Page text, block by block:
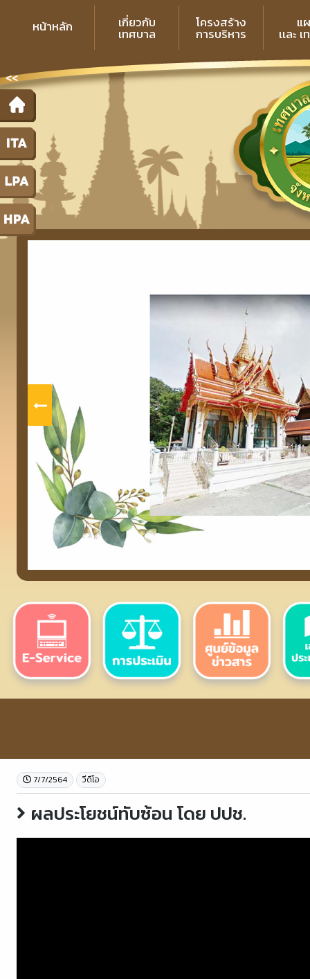
<<
หน้าหลัก เกี่ยวกับ
เทศบาล
โครงสร้าง
การบริหาร
แ
เเละ
7/7/2564 วีดีโอ
ผลประโยชน์ทับซ้อน โดย ปปช.